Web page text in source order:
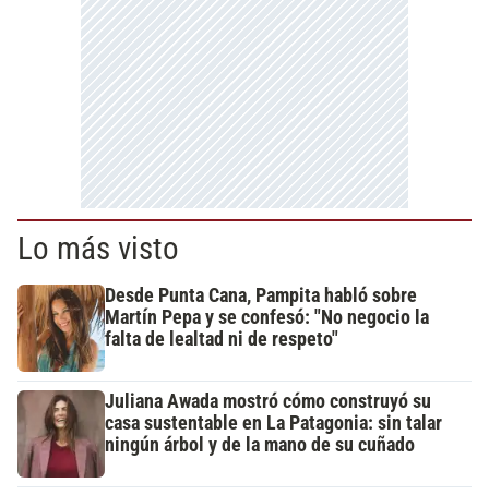
Lo más visto
Desde Punta Cana, Pampita habló sobre
Martín Pepa y se confesó: "No negocio la
falta de lealtad ni de respeto"
Juliana Awada mostró cómo construyó su
casa sustentable en La Patagonia: sin talar
ningún árbol y de la mano de su cuñado